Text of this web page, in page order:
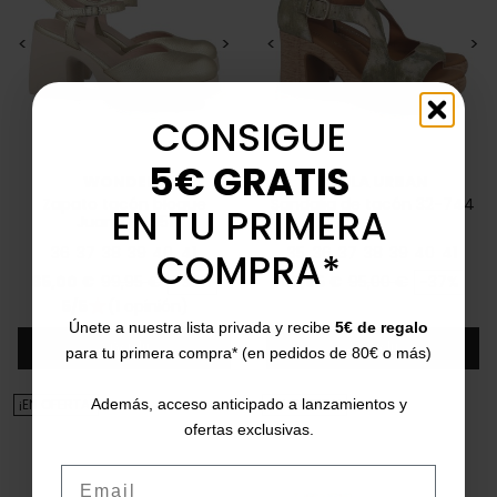
< >
WONDERS
Juana H4951
40
41
Precio base
99,95 € -35%
Añadir
< >
PAULA URBAN
Sandalia de tacón 32-744
35 36
Precio
59,95 €
Añadir
¡EN OFERTA! ¡EN OFERTA!
CONSIGUE
5€ GRATIS
EN TU PRIMERA
COMPRA*
Únete a nuestra lista privada y recibe 5€ de regalo
para tu primera compra* (en pedidos de 80€ o más)
Además, acceso anticipado a lanzamientos y
ofertas exclusivas.